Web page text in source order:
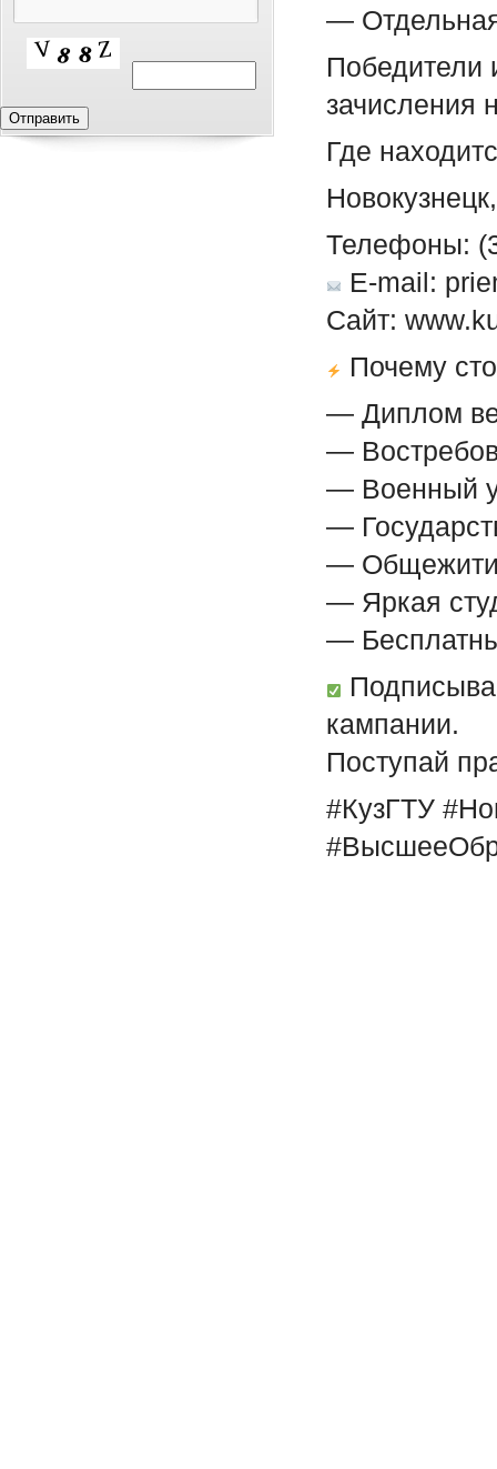
—
Победители
зачисления
Где
Телефоны:
E-mail:
Сайт:
Почему
— Диплом
—
— Военный
—
—
— Яркая
—
кампании.
Поступай
#КузГТУ